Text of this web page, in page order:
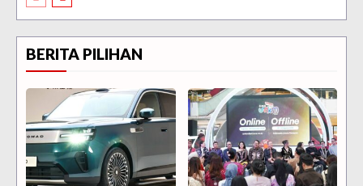
BERITA PILIHAN